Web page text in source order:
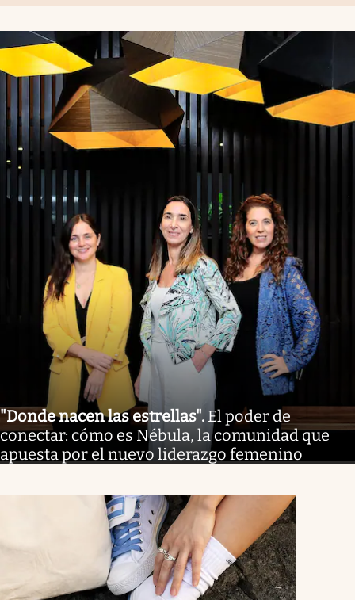
"Donde nacen las estrellas". El poder de
conectar: cómo es Nébula, la comunidad que
apuesta por el nuevo liderazgo femenino